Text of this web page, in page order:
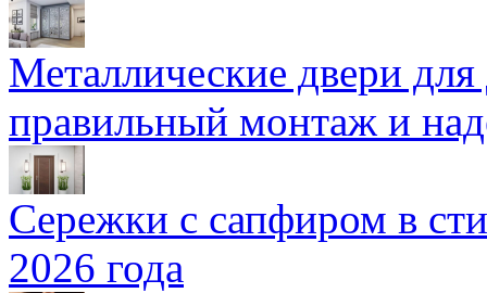
Металлические двери
правильный монтаж и
Сережки с сапфиром в
2026 года